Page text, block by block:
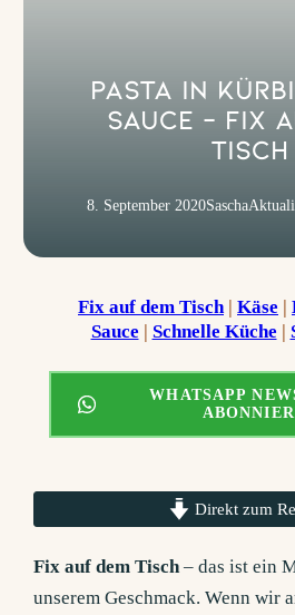
Pasta in
Sauce – Fix
Tisch
8. September 2020Sascha
Fix auf dem Tisch | Käse |
Sauce | Schnelle Küche |
WHATSAPP
Direkt zum
Fix auf dem Tisch– das ist ein
unserem Geschmack. Wenn wir